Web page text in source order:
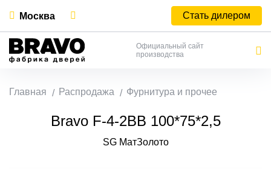
Москва Стать дилером
Официальный сайт
производства
Главная Распродажа Фурнитура и прочее
Bravo F-4-2BB 100*75*2,5
SG МатЗолото